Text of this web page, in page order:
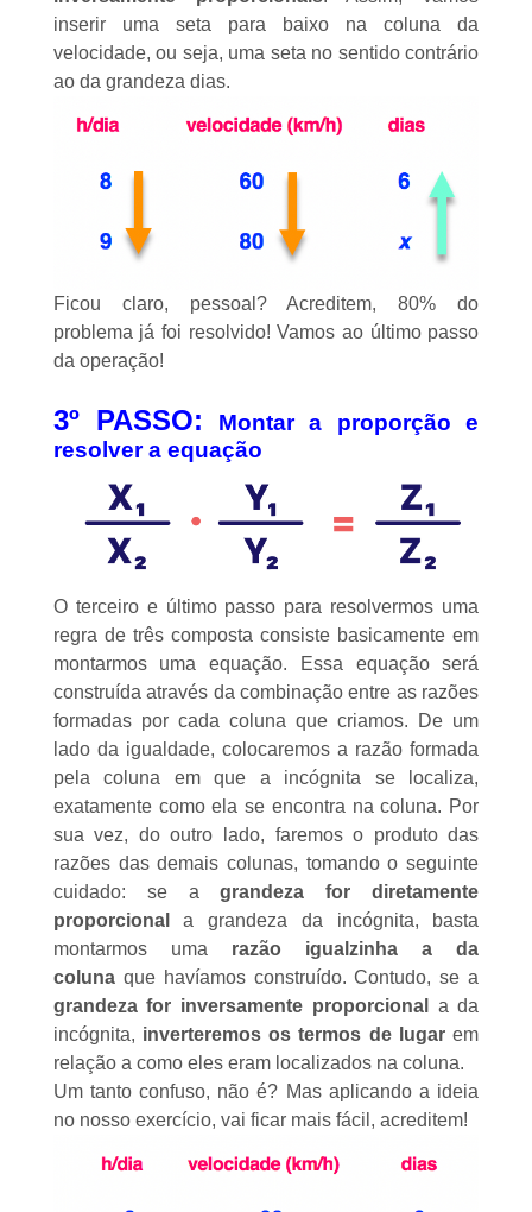
inserir uma seta para baixo na coluna da
velocidade, ou seja, uma seta no sentido contrário
ao da grandeza dias.
Ficou claro, pessoal? Acreditem, 80% do
problema já foi resolvido! Vamos ao último passo
da operação!
3º PASSO:
Montar a proporção e
resolver a equação
O terceiro e último passo para resolvermos uma
regra de três composta consiste basicamente em
montarmos uma equação. Essa equação será
construída através da combinação entre as razões
formadas por cada coluna que criamos. De um
lado da igualdade, colocaremos a razão formada
pela coluna em que a incógnita se localiza,
exatamente como ela se encontra na coluna. Por
sua vez, do outro lado, faremos o produto das
razões das demais colunas, tomando o seguinte
cuidado: se agrandeza for diretamente
proporcionala grandeza da incógnita, basta
montarmos uma razão igualzinha a da
coluna que havíamos construído. Contudo, se a
grandeza for inversamente proporcional a da
incógnita, inverteremos os termos de lugarem
relação a como eles eram localizados na coluna.
Um tanto confuso, não é? Mas aplicando a ideia
no nosso exercício, vai ficar mais fácil, acreditem!